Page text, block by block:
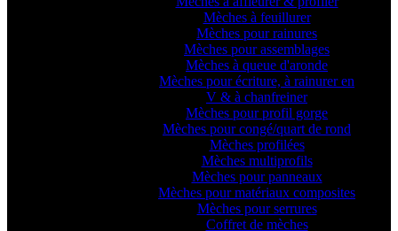
Mèches à feuillurer
Mèches pour rainures
Mèches pour assemblages
Mèches à queue d'aronde
Mèches pour écriture, à rainurer en
V & à chanfreiner
Mèches pour profil gorge
Mèches pour congé/quart de rond
Mèches profilées
Mèches multiprofils
Mèches pour panneaux
Mèches pour matériaux composites
Mèches pour serrures
Coffret de mèches